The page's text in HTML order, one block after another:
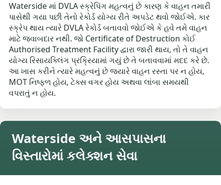
Waterside માં DVLA સ્ક્રેપિંગ મહત્વનું છે કારણ કે વાહન તમારી
પાસેથી ગયા પછી તેનો રેકોર્ડ યોગ્ય રીતે અપડેટ થવો જોઈએ. કાર
સ્ક્રેપ થાય ત્યારે DVLA રેકોર્ડ બતાવવો જોઈએ કે હવે તમે વાહન
માટે જવાબદાર નથી. જો Certificate of Destruction કોઈ
Authorised Treatment Facility દ્વારા જારી થાય, તો તે વાહન
યોગ્ય રિસાયક્લિંગ પ્રક્રિયામાં ગયું છે તે બતાવવામાં મદદ કરે છે.
આ ખાસ કરીને ત્યારે મહત્વનું છે જ્યારે વાહન રસ્તા પર ન હોય,
MOT નિષ્ફળ હોય, ટેક્સ વગર હોય અથવા લાંબા સમયથી
વપરાતું ન હોય.
Waterside અને આસપાસના
વિસ્તારોમાં કલેક્શન સેવા